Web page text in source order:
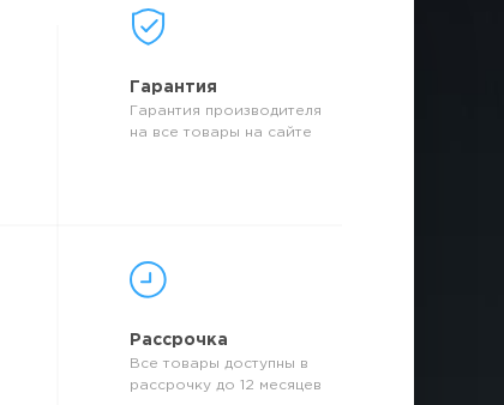
Гарантия
Гарантия производителя
на все товары на сайте
Рассрочка
Все товары доступны в
рассрочку до 12 месяцев